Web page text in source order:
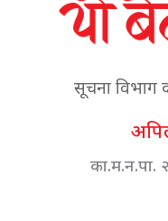
सूचना विभाग
का.म.न.पा.